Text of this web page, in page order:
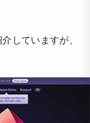
していますが、